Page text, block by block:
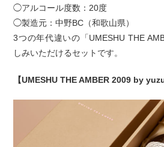
◯アルコール度数：20度
◯製造元：中野BC（和歌山県）
3つの年代違いの「UMESHU THE
しみいただけるセットです。
【UMESHU THE AMBER 2009 by